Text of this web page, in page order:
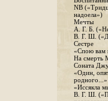
NB
надоела»)
Мечты
А. Г. Б.
В. Г. Ш.
Сестре
«Спою вам
На смерть
Соната
«Один,
родного...»
«Иссякла
В. Г. Ш.